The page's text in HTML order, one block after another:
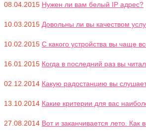
08.04.2015 Нужен ли вам белый IP адрес?
10.03.2015 Довольны ли вы качеством
10.02.2015 С какого устройства вы чаще
16.01.2015 Когда в последний раз вы
02.12.2014 Какую радостанцию вы
13.10.2014 Какие критерии для вас
27.08.2014 Вот и заканчивается лето. Как